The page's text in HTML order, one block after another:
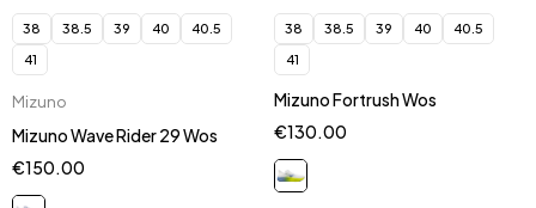
38 38.5 39 40
40.5
41
Mizuno
Mizuno Wave Rider 29 Wos
€150.00
38 38.5 39 40
40.5
41
Mizuno Fortrush Wos
€130.00